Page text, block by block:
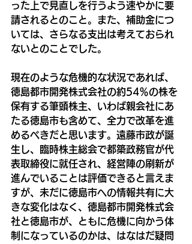
った上で見直しを行うよう速やかに要
請されるとのこと。また、補助金につ
いては、さらなる支出は考えておられ
ないとのことでした。
現在のような危機的な状況であれば、
徳島都市開発株式会社の約54％の株を
保有する筆頭株主、いわば親会社にあ
たる徳島市も含めて、全力で改革を進
めるべきだと思います。遠藤市政が誕
生し、臨時株主総会で都築政務官が代
表取締役に就任され、経営陣の刷新が
進んでいることは評価できると言えま
すが、未だに徳島市への情報共有に大
きな変化はなく、徳島都市開発株式会
社と徳島市が、ともに危機に向かう体
制になっているのかは、はなはだ疑問